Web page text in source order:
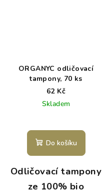
ORGANYC odličovací
tampony, 70 ks
62 Kč
Skladem
Do košíku
Odličovací tampony
ze 100% bio